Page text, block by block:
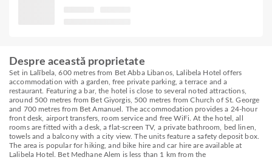
Despre această proprietate
Set in Lalībela, 600 metres from Bet Abba Libanos, Lalibela Hotel offers
accommodation with a garden, free private parking, a terrace and a
restaurant. Featuring a bar, the hotel is close to several noted attractions,
around 500 metres from Bet Giyorgis, 500 metres from Church of St. George
and 700 metres from Bet Amanuel. The accommodation provides a 24-hour
front desk, airport transfers, room service and free WiFi. At the hotel, all
rooms are fitted with a desk, a flat-screen TV, a private bathroom, bed linen,
towels and a balcony with a city view. The units feature a safety deposit box.
The area is popular for hiking, and bike hire and car hire are available at
Lalibela Hotel. Bet Medhane Alem is less than 1 km from the